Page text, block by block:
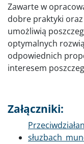
Zawarte w
dobre praktyki oraz
umożliwią
optymalnych
odpowiednich
interesem
Załączniki:
Dokument